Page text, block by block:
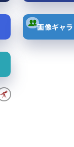
画像ギャ